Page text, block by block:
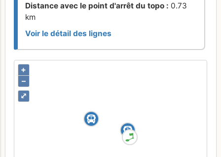
Distance avec le point d'arrêt du topo : 0.73
km
Voir le détail des lignes
⤢
+
–